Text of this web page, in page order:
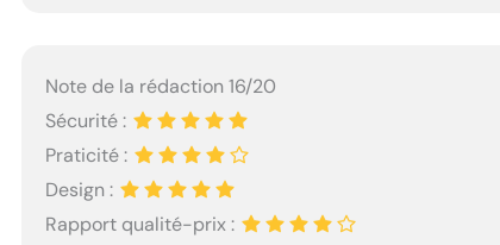
Note de la rédaction 16/20
Sécurité :
Praticité :
Design :
Rapport qualité-prix :